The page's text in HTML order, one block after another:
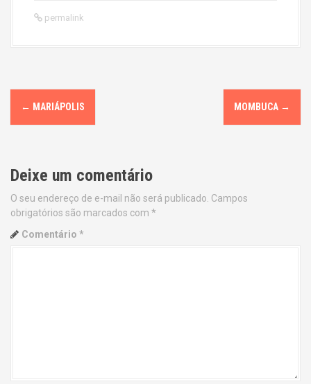
permalink
P
o
t
n
a
← MARIÁPOLIS MOMBUCA →
Deixe um comentário
O seu endereço de e-mail não será publicado. Campos
obrigatórios são marcados com *
Comentário *